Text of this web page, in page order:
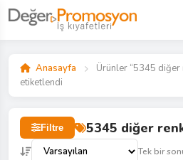
Anasayfa
Ürünler “5345 diğer
etiketlendi
Filtre 5345 diğer
Tek bir